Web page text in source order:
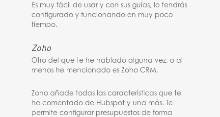
Es muy fácil de usar y con sus guías, lo tendrás
configurado y funcionando en muy poco
tiempo.
Zoho
Otro del que te he hablado alguna vez, o al
menos he mencionado es Zoho CRM.
Zoho añade todas las características que te
he comentado de Hubspot y una más. Te
permite configurar presupuestos de forma